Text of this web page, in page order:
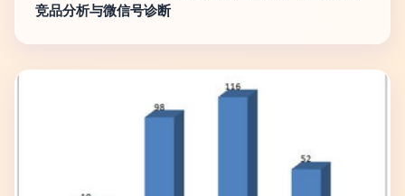
竞品分析与微信号诊断